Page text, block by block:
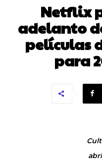
Netflix
adelanto
películas
para